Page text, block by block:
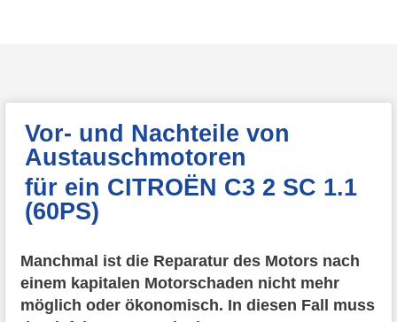
Vor- und Nachteile von
Austauschmotoren
für ein CITROËN C3 2 SC 1.1
(60PS)
Manchmal ist die Reparatur des Motors nach
einem kapitalen Motorschaden nicht mehr
möglich oder ökonomisch. In diesen Fall muss